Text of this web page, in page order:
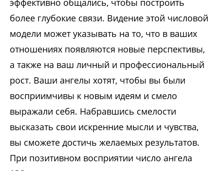
более глубокие связи. Видение этой числовой
модели может указывать на то, что в ваших
отношениях появляются новые перспективы,
а также на ваш личный и профессиональный
рост. Ваши ангелы хотят, чтобы вы были
восприимчивы к новым идеям и смело
выражали себя. Набравшись смелости
высказать свои искренние мысли и чувства,
вы сможете достичь желаемых результатов.
При позитивном восприятии число ангела